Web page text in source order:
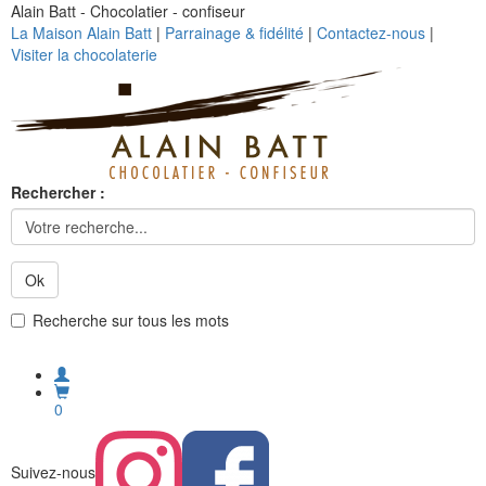
Alain Batt - Chocolatier - confiseur
La Maison Alain Batt | Parrainage & fidélité | Contactez-nous |
Visiter la chocolaterie
Rechercher :
Ok
Recherche sur tous les mots
0
Suivez-nous